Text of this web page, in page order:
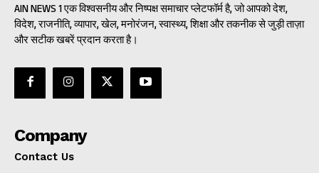
AIN NEWS 1 एक विश्वसनीय और निष्पक्ष समाचार प्लेटफॉर्म है, जो आपको देश,
विदेश, राजनीति, व्यापार, खेल, मनोरंजन, स्वास्थ्य, शिक्षा और तकनीक से जुड़ी ताज़ा
और सटीक खबरें प्रदान करता है।
Company
Contact Us